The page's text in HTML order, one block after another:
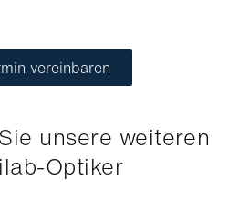
vereinbaren
Optiker